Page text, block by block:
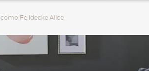
como Felldecke Alice